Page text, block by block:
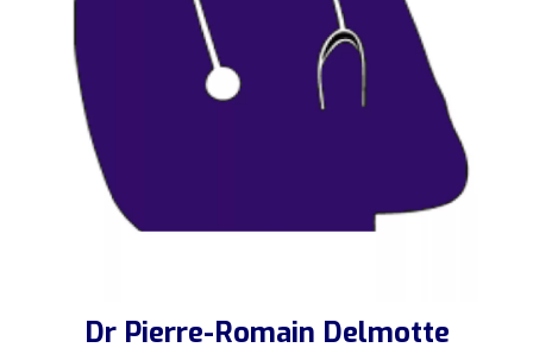
Dr Pierre-Romain Delmotte